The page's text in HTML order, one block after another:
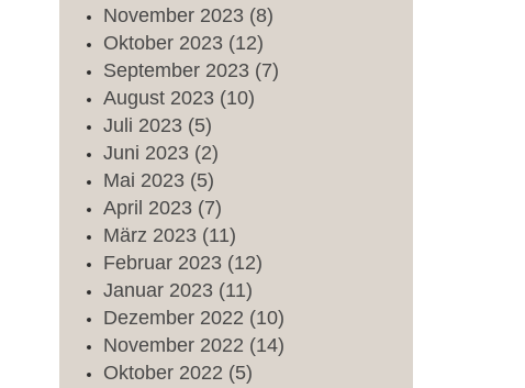
November 2023 (8)
Oktober 2023 (12)
September 2023 (7)
August 2023 (10)
Juli 2023 (5)
Juni 2023 (2)
Mai 2023 (5)
April 2023 (7)
März 2023 (11)
Februar 2023 (12)
Januar 2023 (11)
Dezember 2022 (10)
November 2022 (14)
Oktober 2022 (5)